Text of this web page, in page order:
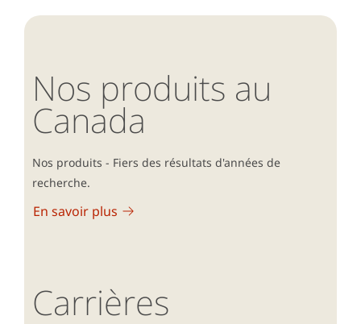
Nos produits au
Canada
Nos produits - Fiers des résultats d'années de
recherche.
En savoir plus
Carrières